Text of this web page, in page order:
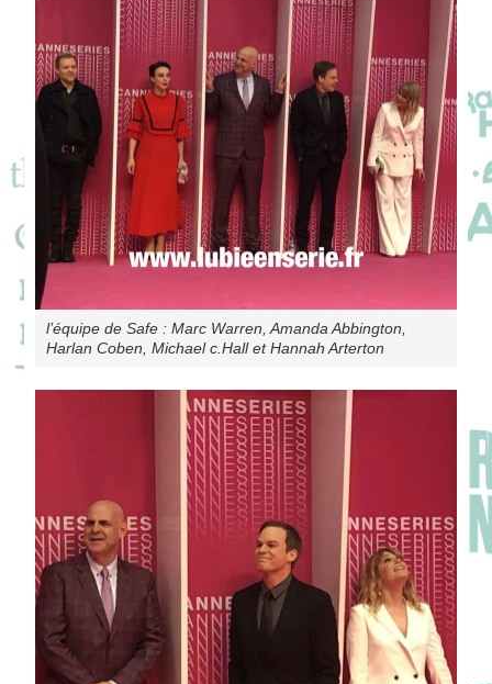
l’équipe de Safe : Marc Warren, Amanda Abbington,
Harlan Coben, Michael c.Hall et Hannah Arterton